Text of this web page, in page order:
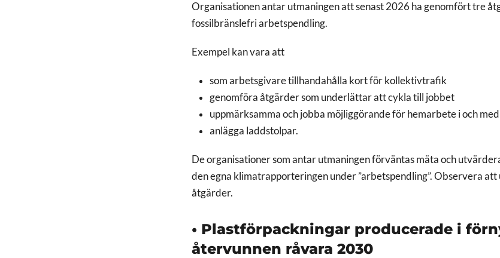
Organisationen antar utmaningen att senast 2026 ha genomfört tre
fossilbränslefri arbetspendling.
Exempel kan vara att
som arbetsgivare tillhandahålla kort för kollektivtrafik
genomföra åtgärder som underlättar att cykla till jobbet
uppmärksamma och jobba möjliggörande för hemarbete i och
anlägga laddstolpar.
De organisationer som antar utmaningen förväntas mäta och
den egna klimatrapporteringen under ”arbetspendling”. Observera att
åtgärder.
• Plastförpackningar producerade i
återvunnen råvara 2030